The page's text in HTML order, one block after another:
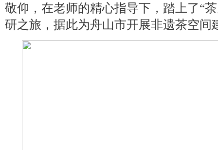
敬仰，在老师的精心指导下，踏上了“
研之旅，据此为舟山市开展非遗茶空间